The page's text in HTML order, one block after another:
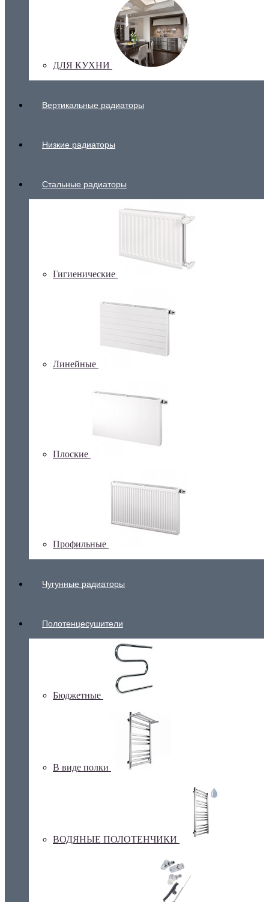
ДЛЯ КУХНИ
Вертикальные радиаторы
Низкие радиаторы
Стальные радиаторы
Гигиенические
Линейные
Плоские
Профильные
Чугунные радиаторы
Полотенцесушители
Бюджетные
В виде полки
ВОДЯНЫЕ ПОЛОТЕНЧИКИ